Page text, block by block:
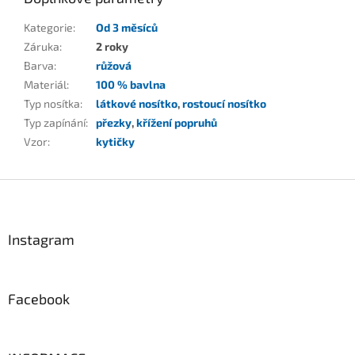
Kategorie:
Od 3 měsíců
Záruka:
2 roky
Barva:
růžová
Materiál:
100 % bavlna
Typ nosítka: látkové nosítko,rostoucí nosítko
Typ zapínání: přezky,křížení popruhů
Vzor: kytičky
Instagram
Facebook